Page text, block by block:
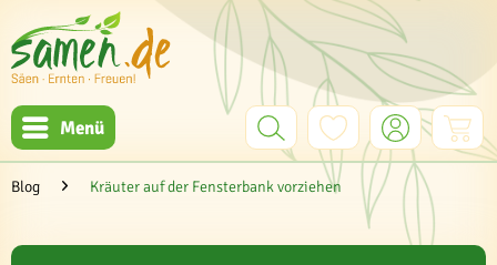
Menü
Blog Kräuter auf der Fensterbank vorziehen